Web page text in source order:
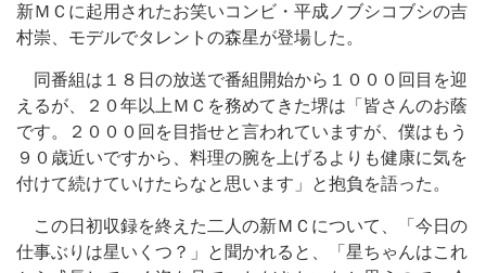
新ＭＣに起用されたお笑いコンビ・平成ノブシコブシの吉
村崇、モデルでタレントの森星が登場した。
同番組は１８日の放送で番組開始から１０００回目を迎
えるが、２０年以上ＭＣを務めてきた堺は「皆さんのお蔭
です。２０００回を目指せと言われていますが、僕はもう
９０歳近いですから、料理の腕を上げるよりも健康に気を
付けて続けていけたらなと思います」と抱負を語った。
この日初収録を終えた二人の新ＭＣについて、「今日の
仕事ぶりは星いくつ？」と聞かれると、「星ちゃんはこれ